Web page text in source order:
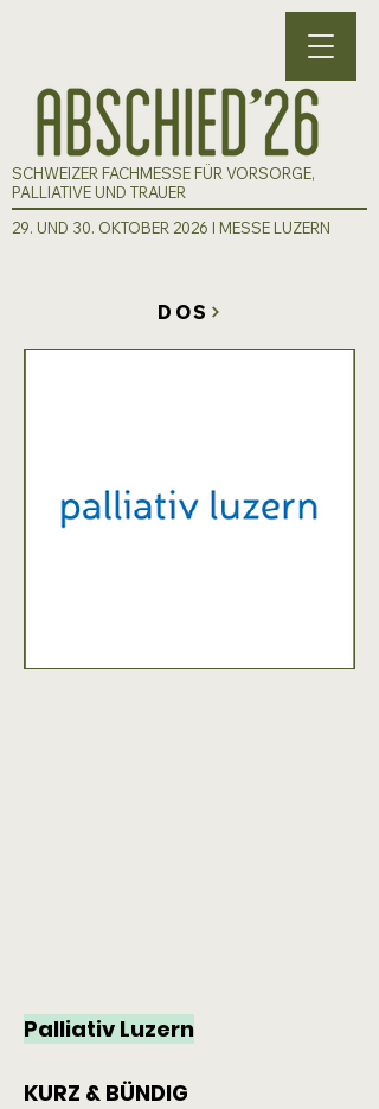
SCHWEIZER FACHMESSE FÜR VORSORGE,
PALLIATIVE UND TRAUER
29. UND 30. OKTOBER 2026 I MESSE LUZERN
DOS
Palliativ Luzern
KURZ & BÜNDIG